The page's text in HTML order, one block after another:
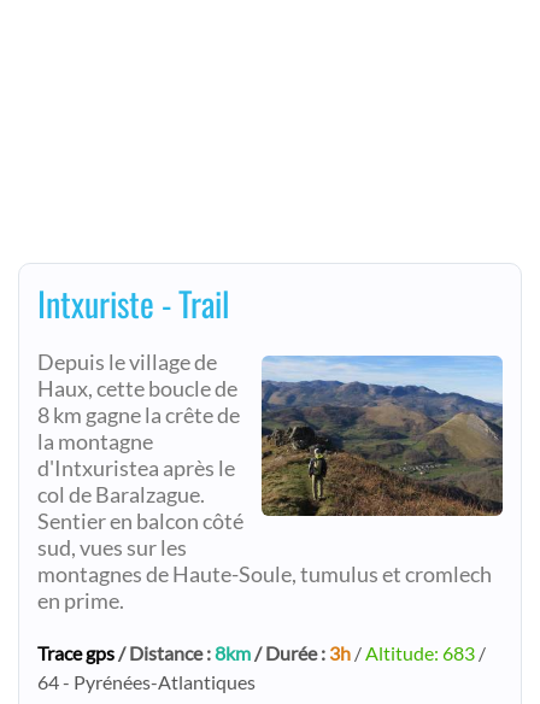
Intxuriste - Trail
Depuis le village de
Haux, cette boucle de
8 km gagne la crête de
la montagne
d'Intxuristea après le
col de Baralzague.
Sentier en balcon côté
sud, vues sur les
montagnes de Haute-Soule, tumulus et cromlech
en prime.
Trace gps/ Distance :8km/ Durée : 3h /Altitude: 683 /
64 - Pyrénées-Atlantiques